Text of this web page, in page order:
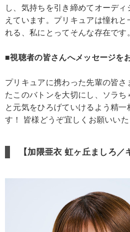
し、気持ちを引き締めてオーデ
えています。プリキュアは憧れと
れる、私にとってそんな存在です
■視聴者の皆さんへメッセージを
プリキュアに携わった先輩の皆
たこのバトンを大切にし、ソラ
と元気をひろげていけるよう精一
す！ 皆様どうぞ宜しくお願いいた
【加隈亜衣 虹ヶ丘ましろ／